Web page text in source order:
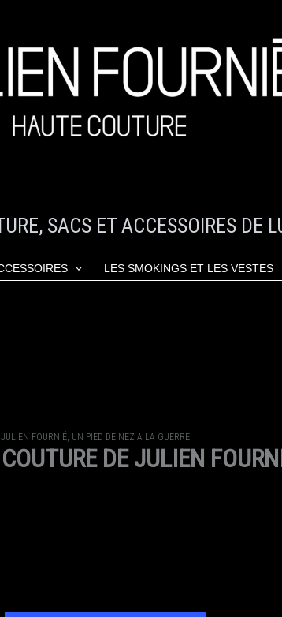
SACS ET ACCESSOIRES DE
LES SMOKINGS ET LES VESTES
FOURNIÉ, UN PIED DE NEZ À LA GUERRE
DE JULIEN